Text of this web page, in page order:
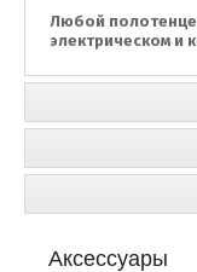
Любой
электрическом и
Аксессуары